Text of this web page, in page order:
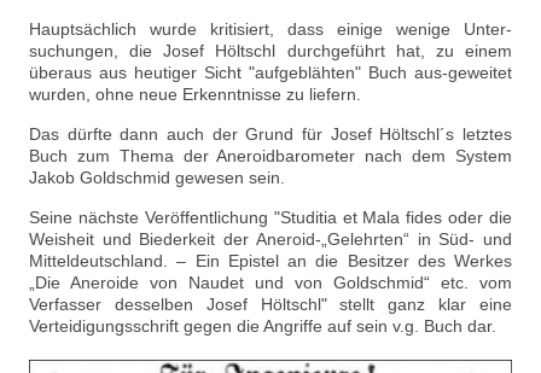
Hauptsächlich wurde kritisiert, dass einige wenige Unter-
suchungen, die Josef Höltschl durchgeführt hat, zu einem
überaus aus heutiger Sicht "aufgeblähten" Buch aus-geweitet
wurden, ohne neue Erkenntnisse zu liefern.
Das dürfte dann auch der Grund für Josef Höltschl´s letztes
Buch zum Thema der Aneroidbarometer nach dem System
Jakob Goldschmid gewesen sein.
Seine nächste Veröffentlichung "Studitia et Mala fides oder die
Weisheit und Biederkeit der Aneroid-„Gelehrten“ in Süd- und
Mitteldeutschland. – Ein Epistel an die Besitzer des Werkes
„Die Aneroide von Naudet und von Goldschmid“ etc. vom
Verfasser desselben Josef Höltschl" stellt ganz klar eine
Verteidigungsschrift gegen die Angriffe auf sein v.g. Buch dar.